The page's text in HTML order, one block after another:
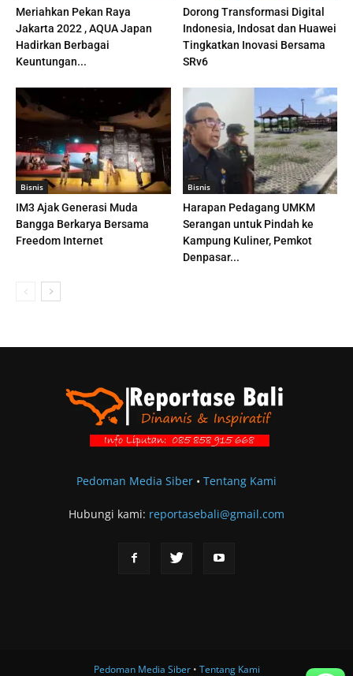
Meriahkan Pekan Raya
Jakarta 2022 , AQUA Japan
Hadirkan Berbagai
Keuntungan...
Dorong Transformasi Digital
Indonesia, Indosat dan Huawei
Tingkatkan Inovasi Bersama
SRv6
Bisnis
IM3 Ajak Generasi Muda
Bangga Berkarya Bersama
Freedom Internet
Bisnis
Harapan Pedagang UMKM
Serangan untuk Pindah ke
Kampung Kuliner, Pemkot
Denpasar...
Pedoman Media Siber• Tentang Kami
Hubungi kami: reportasebali@gmail.com
Pedoman Media Siber• Tentang Kami